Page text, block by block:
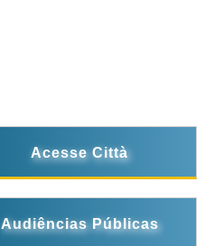
Acesse Città
Audiências Públicas